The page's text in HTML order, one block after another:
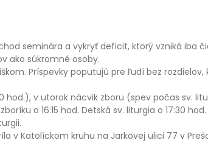
seminára a vykryť deficit, ktorý vzniká iba
ako súkromné osoby.
Príspevky poputujú pre ľudí bez
v utorok nácvik zboru (spev počas sv.
o 16:15 hod. Detská sv. liturgia o 17:30 hod.
Katolíckom kruhu na Jarkovej ulici 77 v